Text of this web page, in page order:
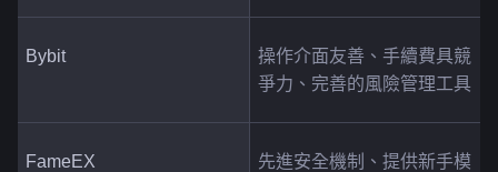
Bybit
操作介面友善、手續費具競
爭力、完善的風險管理工具
FameEX
先進安全機制、提供新手模